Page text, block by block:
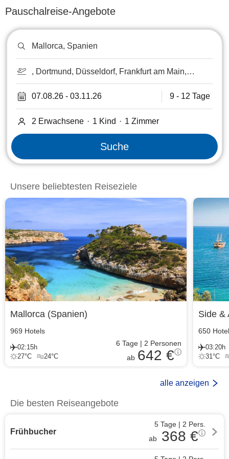
Pauschalreise-Angebote
oder
, Dortmund, Düsseldorf, Frankfurt am Main,
Osnabrück, Paderborn, Saarbrücken,
Weeze/Niederrhein
07.08.26 - 03.11.26 9 - 12 Tage
2 Erwachsene · 1 Kind · 1 Zimmer
Suche
Unsere beliebtesten Reiseziele
Mallorca (Spanien)
969 Hotels
02:15h
27°C 24°C
6 Tage| 2 Personen
ab 642 €
Side &
650
03:20h
31°C
alle anzeigen
Die besten Reiseangebote
Frühbucher
5 Tage | 2 Pers.
ab
368 €